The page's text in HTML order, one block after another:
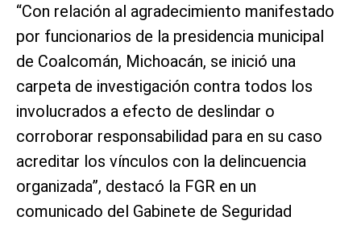
“Con relación al agradecimiento manifestado
por funcionarios de la presidencia municipal
de Coalcomán, Michoacán, se inició una
carpeta de investigación contra todos los
involucrados a efecto de deslindar o
corroborar responsabilidad para en su caso
acreditar los vínculos con la delincuencia
organizada”, destacó la FGR en un
comunicado del Gabinete de Seguridad